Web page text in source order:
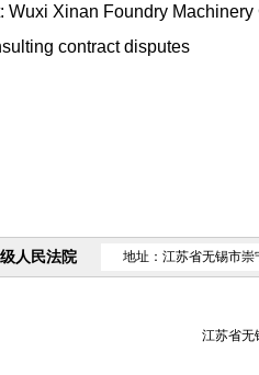
Wuxi Xinan Foundry
contract disputes
人民法院 地址：江苏省无锡市崇
江苏省无